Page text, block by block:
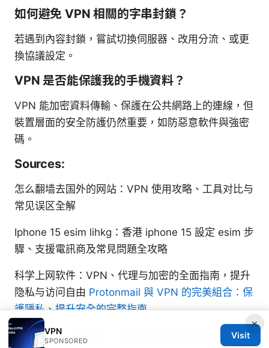
如何避免 VPN 相關的字串封鎖？
若遇到內容封鎖，嘗試切換伺服器、改用分流、或更
換協議設定。
VPN 是否能保護我的手機資料？
VPN 能加密資料傳輸、保護在公共網路上的連線，但
裝置層面的安全防護仍然重要，如防惡意軟件與強密
碼。
Sources:
怎么翻墙去国外的网站：VPN 使用攻略、工具对比与
常见误区全解
Iphone 15 esim lihkg：香港 iphone 15 設定 esim 步
驟、支援電訊商及常見問題全攻略
科学上网软件：VPN、代理与加密的全面指南，提升
隐私与访问自由 Protonmail 與 VPN 的完美組合：保
護隱私、提升安全的完整指南
翻墙梯子：全面指南、最佳实践与最新数据
×
VPN
SPONSORED
Visit